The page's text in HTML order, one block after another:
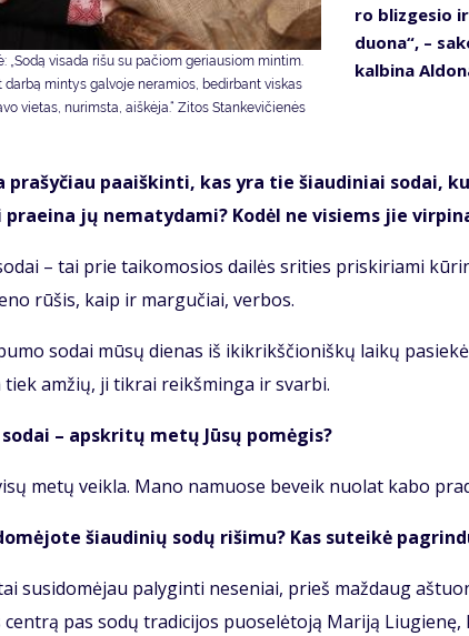
„So­dą vi­sa­da ri­šu su pa­čiom ge­riau­siom min­tim.
dar­bą min­tys gal­vo­je ne­ra­mios, be­dir­bant vis­kas
vie­tas, nu­rims­ta, aiš­kė­ja.“ Zitos Stankevičienės
ro bliz­ge­sio
duo­na“, –
kal­bi­na
pra­šy­čiau pa­aiš­kin­ti, kas yra tie šiau­di­niai so­dai,
jų ne­ma­ty­da­mi? Ko­dėl ne vi­siems jie
– tai prie tai­ko­mo­sios dai­lės sri­ties pri­ski­ria­mi
rū­šis, kaip ir mar­gu­čiai, ver­bos.
so­dai mū­sų die­nas iš ikik­rikš­čio­niš­kų lai­kų
tiek am­žių, ji tik­rai reikš­min­ga ir svar­bi.
– ap­skri­tų me­tų Jū­sų po­mė­gis?
me­tų veik­la. Ma­no na­muo­se be­veik nuo­lat ka­bo
šiau­di­nių so­dų ri­ši­mu? Kas su­tei­kė
su­si­do­mė­jau pa­ly­gin­ti ne­se­niai, prieš maž­daug
pas so­dų tra­di­ci­jos puo­se­lė­to­ją Ma­ri­ją